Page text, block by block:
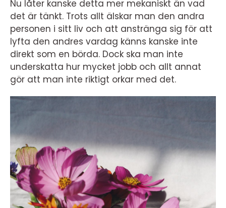
Nu låter kanske detta mer mekaniskt än vad
det är tänkt. Trots allt älskar man den andra
personen i sitt liv och att anstränga sig för att
lyfta den andres vardag känns kanske inte
direkt som en börda. Dock ska man inte
underskatta hur mycket jobb och allt annat
gör att man inte riktigt orkar med det.